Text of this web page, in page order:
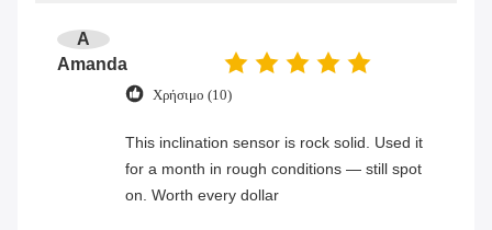
A
Amanda
Χρήσιμο (10)
This inclination sensor is rock solid. Used it
for a month in rough conditions — still spot
on. Worth every dollar